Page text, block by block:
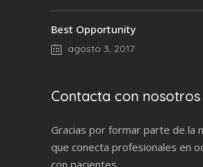
Best Opportunity
agosto 3, 2017
Contacta con nosotros
Gracias por formar parte de la
que conecta profesionales en
con pacientes.